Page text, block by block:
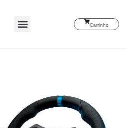
Carrinho